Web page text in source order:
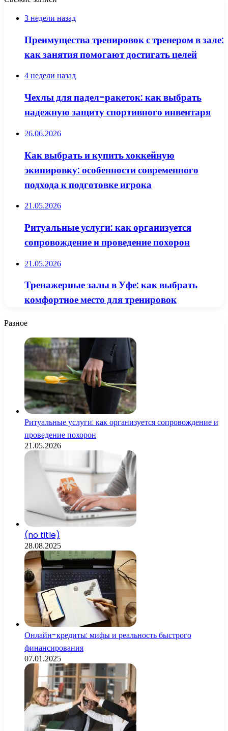
3 недели назад
Преимущества тренировок с тренером в зале:
как занятия помогают достигать целей
4 недели назад
Чехлы для падел-ракеток: как выбрать
надежную защиту спортивного инвентаря
26.06.2026
Как выбрать и купить хоккейную
экипировку: особенности современного
подхода к подготовке игрока
21.05.2026
Ритуальные услуги: как организуется
сопровождение и проведение похорон
21.05.2026
Тренажерные залы в Уфе: как выбрать
комфортное место для тренировок
Разное
Ритуальные услуги: как организуется сопровождение и
проведение похорон
21.05.2026
(no title)
28.08.2025
Онлайн-кредиты: мифы и реальность быстрого
финансирования
07.01.2025